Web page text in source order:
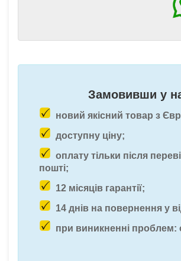
Замовивши у
новий якісний товар з
доступну ціну;
оплату тільки після
пошті;
12 місяців гарантії;
14 днів на повернення у
при виникненні проблем: